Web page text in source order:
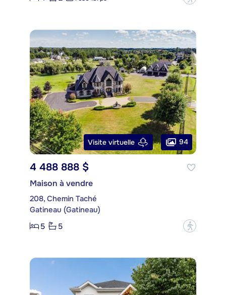
Visite virtuelle 94
4 488 888 $
Maison à vendre
208, Chemin Taché
Gatineau (Gatineau)
5
5 ?